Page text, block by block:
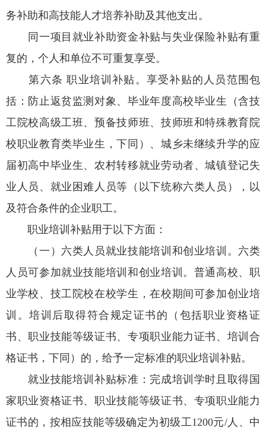
务补助和高技能人才培养补助及其他支出。
同一项目就业补助资金补贴与失业保险补贴有重
复的，个人和单位不可重复享受。
第六条 职业培训补贴。享受补贴的人员范围包
括：防止返贫监测对象、毕业年度高校毕业生（含技
工院校高级工班、预备技师班、技师班和特殊教育院
校职业教育类毕业生，下同）、城乡未继续升学的应
届初高中毕业生、农村转移就业劳动者、城镇登记失
业人员、就业困难人员等（以下统称六类人员），以
及符合条件的企业职工。
职业培训补贴用于以下方面：
（一）六类人员就业技能培训和创业培训。六类
人员可参加就业技能培训和创业培训。普通高校、职
业学校、技工院校在校学生，在校期间可参加创业培
训。培训后取得符合规定证书的（包括职业资格证
书、职业技能等级证书、专项职业能力证书、培训合
格证书，下同）的，给予一定标准的职业培训补贴。
就业技能培训补贴标准：完成培训学时且取得国
家职业资格证书、职业技能等级证书、专项职业能力
证书的，按相应技能等级确定为初级工1200元/人、中